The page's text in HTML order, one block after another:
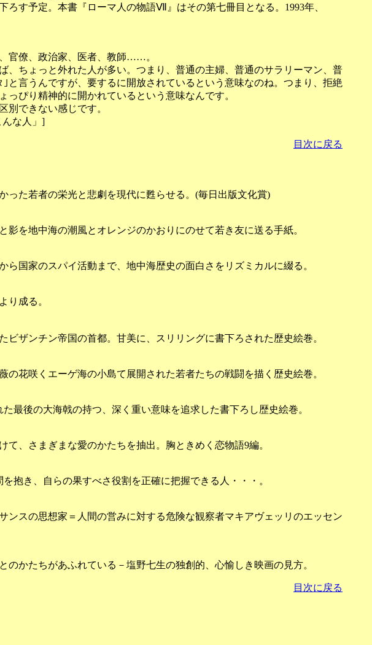
す予定。本書『ローマ人の物語Ⅶ』はその第七冊目となる。1993年、
官僚、政治家、医者、教師……。
ちょっと外れた人が多い。つまり、普通の主婦、普通のサラリーマン、普
言うんですが、要するに開放されているという意味なのね。つまり、拒絶
ぴり精神的に開かれているという意味なんです。
別できない感じです。
な人」]
目次に戻る
った若者の栄光と悲劇を現代に甦らせる。(毎日出版文化賞)
を地中海の潮風とオレンジのかおりにのせて若き友に送る手紙。
国家のスパイ活動まで、地中海歴史の面白さをリズミカルに綴る。
り成る。
ザンチン帝国の首都。甘美に、スリリングに書下ろされた歴史絵巻。
花咲くエーゲ海の小島て展開された若者たちの戦闘を描く歴史絵巻。
最後の大海戟の持つ、深く重い意味を追求した書下ろし歴史絵巻。
、さまぎまな愛のかたちを抽出。胸ときめく恋物語9編。
抱き、自らの果すべさ役割を正確に把握できる人・・・。
スの思想家＝人間の営みに対する危険な観察者マキアヴェッリのエッセン
かたちがあふれている－塩野七生の独創的、心愉しき映画の見方。
目次に戻る